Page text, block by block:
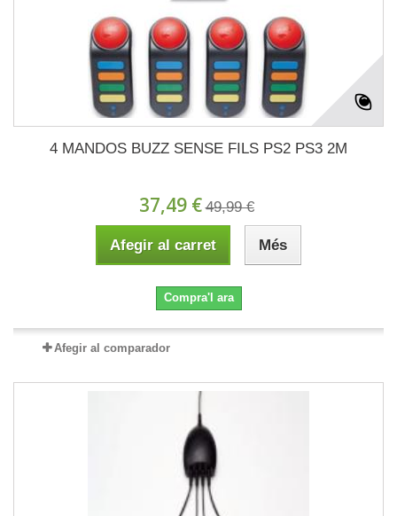
4 MANDOS BUZZ SENSE FILS PS2 PS3 2M
37,49 € 49,99 €
Afegir al carret Més
Compra'l ara
Afegir al comparador